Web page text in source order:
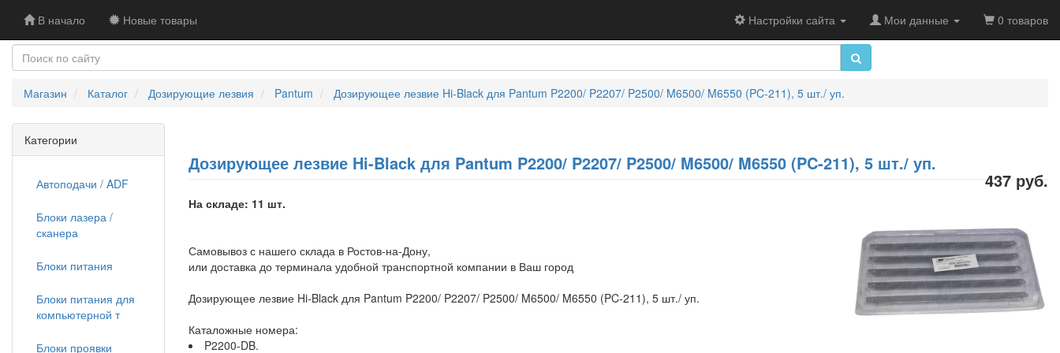
В начало Новые товары Настройки сайта Мои данные 0 товаров
Магазин Каталог Дозирующие лезвия Pantum Дозирующее лезвие Hi-Black для Pantum P2200/ P2207/ P2500/ M6500/ M6550 (PC-211), 5 шт./ уп.
Дозирующее лезвие Hi-Black для Pantum P2200/ P2207/ P2500/ M6500/ M6550 (PC-211), 5 шт./ уп.
437 руб.
На складе: 11 шт.
Самовывоз с нашего склада в Ростов-на-Дону,
или доставка до терминала удобной транспортной компании в Ваш город
Дозирующее лезвие Hi-Black для Pantum P2200/ P2207/ P2500/ M6500/ M6550 (PC-211), 5 шт./ уп.
Каталожные номера:
P2200-DB.
Категории
Автоподачи / ADF
Блоки лазера /
сканера
Блоки питания
Блоки питания для
компьютерной т
Блоки проявки